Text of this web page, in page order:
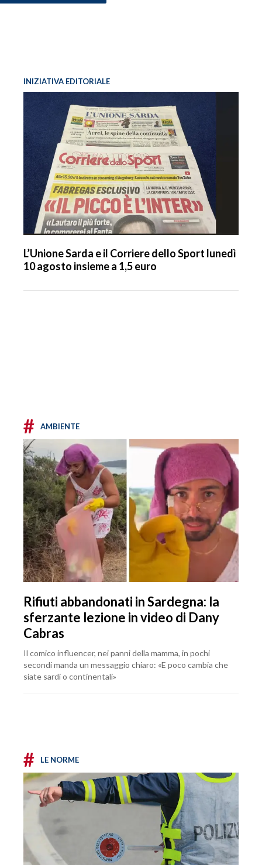
INIZIATIVA EDITORIALE
L’Unione Sarda e il Corriere dello Sport lunedì
10 agosto insieme a 1,5 euro
# AMBIENTE
Rifiuti abbandonati in Sardegna: la
sferzante lezione in video di Dany
Cabras
Il comico influencer, nei panni della mamma, in pochi
secondi manda un messaggio chiaro: «E poco cambia che
siate sardi o continentali»
# LE NORME